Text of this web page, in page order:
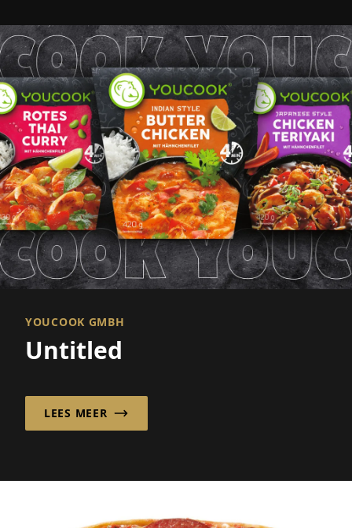
YOUCOOK GMBH
Untitled
LEES MEER